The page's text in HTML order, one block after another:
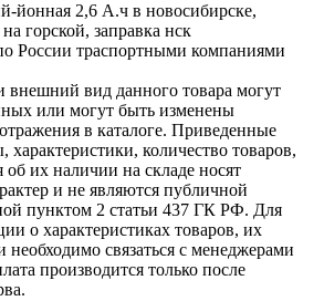
йонная 2,6 А.ч в новосибирске,
горской, заправка нск
России траспортными компаниями
внешний вид данного товара могут
или могут быть изменены
в каталоге. Приведенные
количество товаров,
их наличии на складе носят
и не являются публичной
пунктом 2 статьи 437 ГК РФ. Для
о характеристиках товаров, их
связаться с менеджерами
производится только после